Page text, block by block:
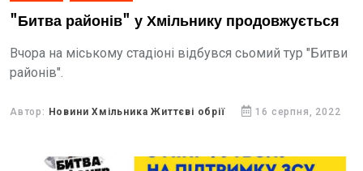
"Битва районів" у Хмільнику продовжується
Вчора на міському стадіоні відбувся сьомий тур "Битви
районів".
Автор: Новини Хмільника Життєві обрії 16 серпня, 2022